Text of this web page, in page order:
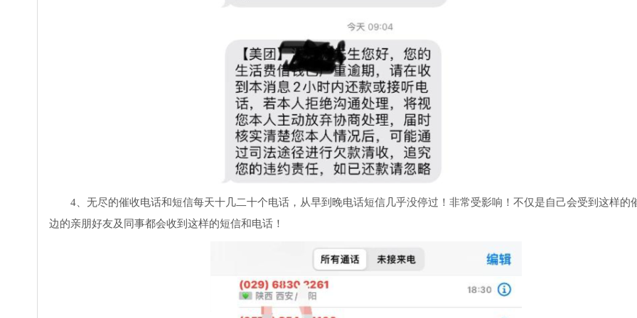
4、无尽的催收电话和短信每天十几二十个电话，从早到晚电话短信几乎没停过！非常受影响！不仅是自己会受到这样的
边的亲朋好友及同事都会收到这样的短信和电话！